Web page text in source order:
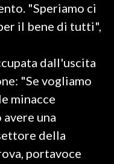
"Speriamo ci
il bene di tutti",
dall'uscita
"Se vogliamo
minacce
una
della
portavoce